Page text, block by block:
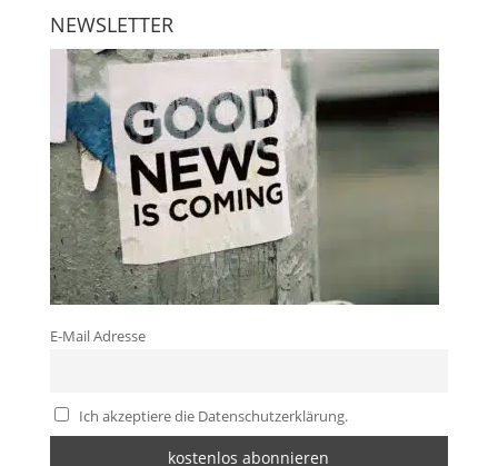
NEWSLETTER
E-Mail Adresse
Ich akzeptiere die Datenschutzerklärung.